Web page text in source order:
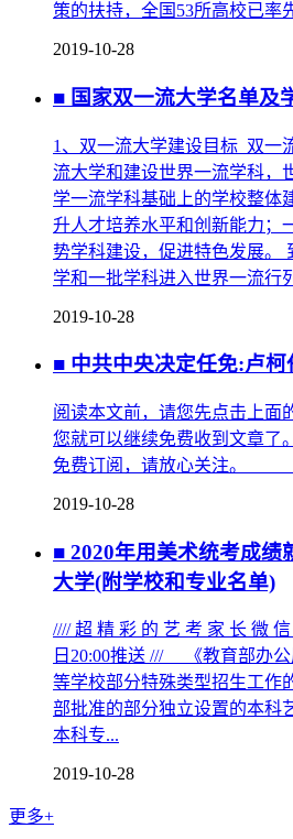
策的扶持，全国53所高校已率
2019-10-28
■ 国家双一流大学名单及
1、双一流大学建设目标 双一
流大学和建设世界一流学科，
学一流学科基础上的学校整体
升人才培养水平和创新能力；
势学科建设，促进特色发展。
学和一批学科进入世界一流行
2019-10-28
■ 中共中央决定任免:卢
阅读本文前，请您先点击上面
您就可以继续免费收到文章了
免费订阅，请放心关
2019-10-28
■ 2020年用美术统考成绩
大学(附学校和专业名单)
//// 超 精 彩 的 艺 考 家 长 微
日20:00推送 /// 《教育部办公
等学校部分特殊类型招生工作
部批准的部分独立设置的本科
本科专...
2019-10-28
更多+